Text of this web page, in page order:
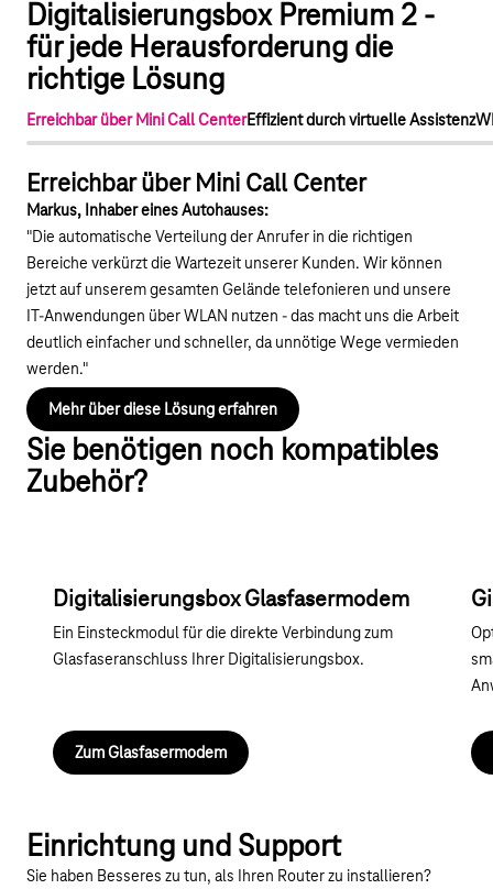
Digitalisierungsbox Premium 2 -
für jede Herausforderung die
richtige Lösung
Erreichbar über Mini Call CenterEffizient durch virtuelle Assistenz
Erreichbar über Mini Call Center
Markus, Inhaber eines Autohauses:
"Die automatische Verteilung der Anrufer in die richtigen
Bereiche verkürzt die Wartezeit unserer Kunden. Wir können
jetzt auf unserem gesamten Gelände telefonieren und unsere
IT-Anwendungen über WLAN nutzen - das macht uns die Arbeit
deutlich einfacher und schneller, da unnötige Wege vermieden
werden."
Mehr über diese Lösung erfahren
Sie benötigen noch kompatibles
Zubehör?
Digitalisierungsbox Glasfasermodem
Ein Einsteckmodul für die direkte Verbindung zum
Glasfaseranschluss Ihrer Digitalisierungsbox.
Zum Glasfasermodem
Einrichtung und Support
Sie haben Besseres zu tun, als Ihren Router zu installieren?